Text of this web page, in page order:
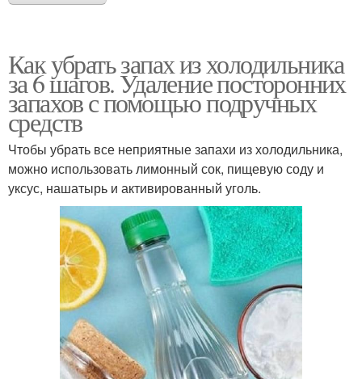
Как убрать запах из холодильника
за 6 шагов. Удаление посторонних
запахов с помощью подручных
средств
Чтобы убрать все неприятные запахи из холодильника,
можно использовать лимонный сок, пищевую соду и
уксус, нашатырь и активированный уголь.